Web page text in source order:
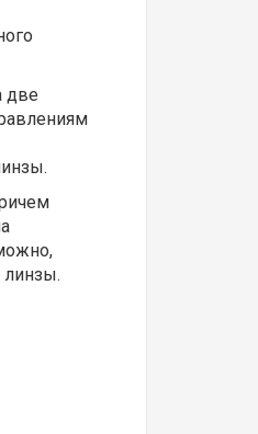
две
линзы.